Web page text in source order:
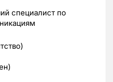
специалист по